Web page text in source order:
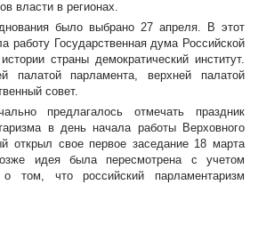
власти в регионах.
было выбрано 27 апреля. В этот
работу Государственная дума Российской
страны демократический институт.
палатой парламента, верхней палатой
совет.
предлагалось отмечать праздник
в день начала работы Верховного
открыл свое первое заседание 18 марта
идея была пересмотрена с учетом
о том, что российский парламентаризм